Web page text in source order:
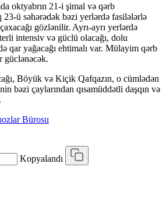
oktyabrın 21-i şimal və qərb
23-ü səhərədək bəzi yerlərdə fasilələrlə
gözlənilir. Ayrı-ayrı yerlərdə
intensiv və güclü olacağı, dolu
qar yağacağı ehtimalı var. Mülayim qərb
güclənəcək.
Böyük və Kiçik Qafqazın, o cümlədən
bəzi çaylarından qısamüddətli daşqın və
Bürosu
Kopyalandı